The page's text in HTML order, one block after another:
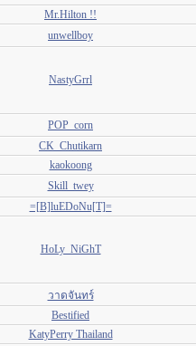
Mr.Hilton !!
unwellboy
NastyGrrl
POP_corn
CK_Chutikarn
kaokoong
Skill_twey
=[B]luEDoNu[T]=
HoLy_NiGhT
วาดจันทร์
Bestified
KatyPerry Thailand